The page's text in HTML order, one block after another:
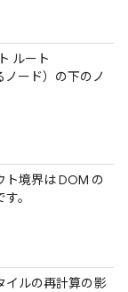
ルート
ノード）の下のノ
ト境界は DOM の
。
イルの再計算の影